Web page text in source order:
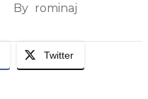
By rominaj
Twitter